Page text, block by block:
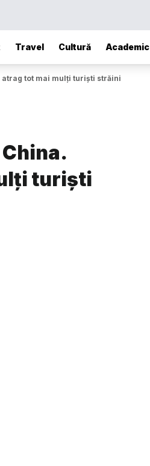
Travel Cultură Academic
tot mai mulți turiști străini
turiști